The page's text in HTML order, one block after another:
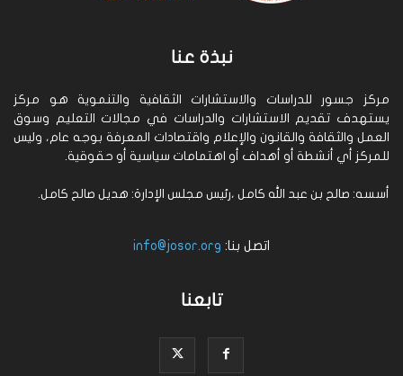
نبذة عنا
مركز جسور للدراسات والاستشارات الثقافية والتنموية هو مركز
يستهدف تقديم الاستشارات والدراسات في مجالات التعليم وسوق
العمل والثقافة والقانون والإعلام واقتصادات المعرفة بوجه عام، وليس
للمركز أي أنشطة أو أهداف أو اهتمامات سياسية أو حقوقية.
أسسه: صالح بن عبد الله كامل ،رئيس مجلس الإدارة: هديل صالح كامل.
اتصل بنا: info@josor.org
تابعنا